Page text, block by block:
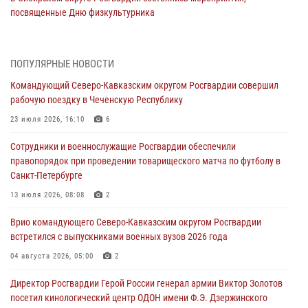
посвященные Дню физкультурника
На Дальнем Востоке продолжается всероссийская акция "Каникулы
08 августа 2026, 00:00
Заместитель директора Росгвардии генерал-полковник Владислав
Днем физкультурника
07 августа 2026, 21:01
«Росгвардия. Вехи истории»: первая антитеррористическая
07 августа 2026, 15:28 1
В Башкортостане при силовой поддержке спецназа Росгвардии
терроризма (видео)
1
ПОПУЛЯРНЫЕ НОВОСТИ
Командующий Северо-Кавказским округом Росгвардии совершил
рабочую поездку в Чеченскую Республику
23 июля 2026, 16:10 6
Сотрудники и военнослужащие Росгвардии обеспечили
правопорядок при проведении товарищеского матча по футболу в
Санкт-Петербурге
13 июля 2026, 08:08 2
Врио командующего Северо-Кавказским округом Росгвардии
встретился с выпускниками военных вузов 2026 года
04 августа 2026, 05:00 2
Директор Росгвардии Герой России генерал армии Виктор Золотов
посетил кинологический центр ОДОН имени Ф.Э. Дзержинского